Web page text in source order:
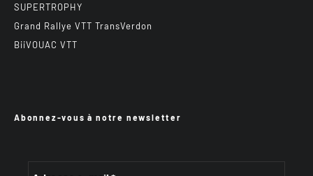
SUPERTROPHY
Grand Rallye VTT TransVerdon
BiiVOUAC VTT
Abonnez-vous à notre newsletter